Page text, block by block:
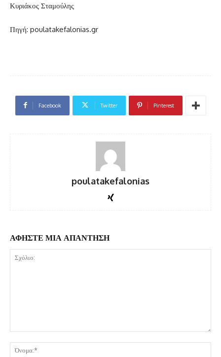
Κυριάκος Σταμούλης
Πηγή: poulatakefalonias.gr
Facebook Twitter Pinterest
poulatakefalonias
ΑΦΗΣΤΕ ΜΙΑ ΑΠΑΝΤΗΣΗ